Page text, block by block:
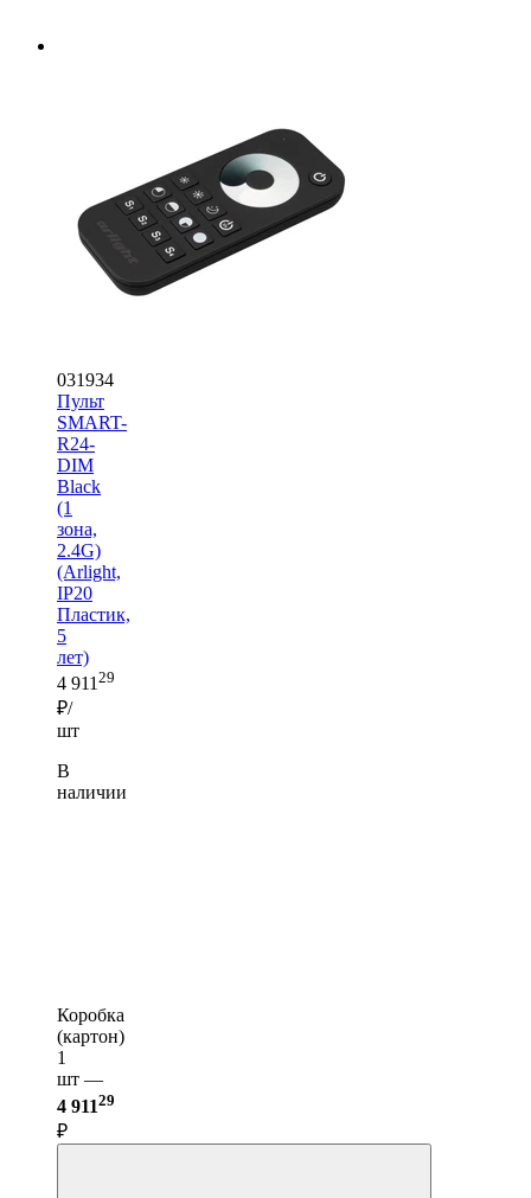
031934
Пульт
SMART-
R24-
DIM
Black
(1
зона,
2.4G)
(Arlight,
IP20
Пластик,
5
лет)
4 911 29
₽/
шт
В
наличии
Коробка
(картон)
1
шт —
4 91129
₽